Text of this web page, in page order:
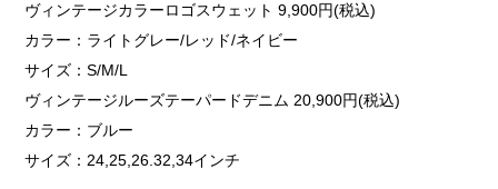
ヴィンテージカラーロゴスウェット 9,900円(税込)
カラー：ライトグレー/レッド/ネイビー
サイズ：S/M/L
ヴィンテージルーズテーパードデニム 20,900円(税込)
カラー：ブルー
サイズ：24,25,26.32,34インチ